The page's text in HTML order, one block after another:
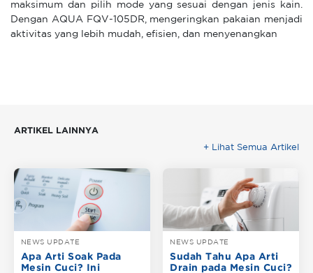
maksimum dan pilih mode yang sesuai dengan jenis kain.
Dengan AQUA FQV-105DR, mengeringkan pakaian menjadi
aktivitas yang lebih mudah, efisien, dan menyenangkan
ARTIKEL LAINNYA
+ Lihat Semua Artikel
NEWS UPDATE
Apa Arti Soak Pada
Mesin Cuci? Ini
NEWS UPDATE
Sudah Tahu Apa Arti
Drain pada Mesin Cuci?